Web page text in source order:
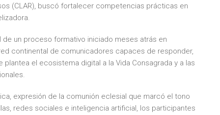
(CLAR), buscó fortalecer competencias prácticas en
un proceso formativo iniciado meses atrás en
continental de comunicadores capaces de responder,
el ecosistema digital a la Vida Consagrada y a las
expresión de la comunión eclesial que marcó el tono
redes sociales e inteligencia artificial, los participantes